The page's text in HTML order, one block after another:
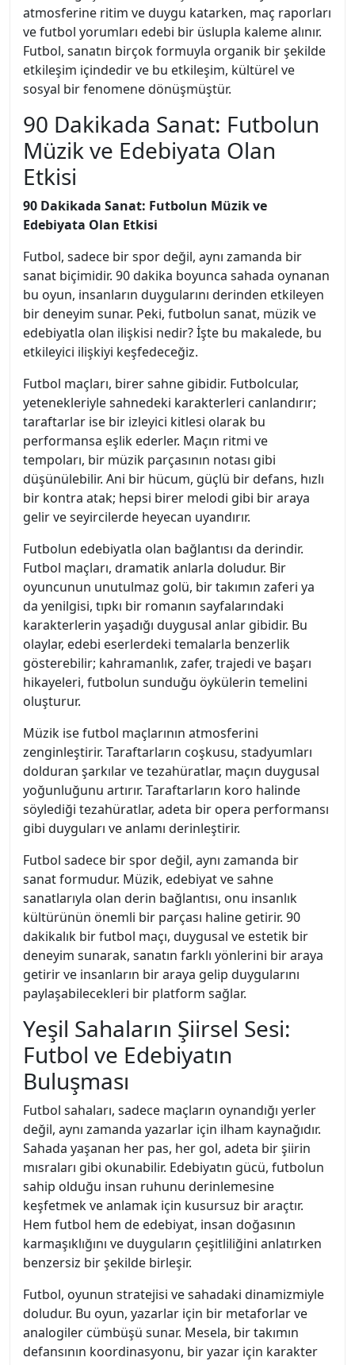
atmosferine ritim ve duygu katarken, maç raporları
ve futbol yorumları edebi bir üslupla kaleme alınır.
Futbol, sanatın birçok formuyla organik bir şekilde
etkileşim içindedir ve bu etkileşim, kültürel ve
sosyal bir fenomene dönüşmüştür.
90 Dakikada Sanat: Futbolun
Müzik ve Edebiyata Olan
Etkisi
90 Dakikada Sanat: Futbolun Müzik ve
Edebiyata Olan Etkisi
Futbol, sadece bir spor değil, aynı zamanda bir
sanat biçimidir. 90 dakika boyunca sahada oynanan
bu oyun, insanların duygularını derinden etkileyen
bir deneyim sunar. Peki, futbolun sanat, müzik ve
edebiyatla olan ilişkisi nedir? İşte bu makalede, bu
etkileyici ilişkiyi keşfedeceğiz.
Futbol maçları, birer sahne gibidir. Futbolcular,
yetenekleriyle sahnedeki karakterleri canlandırır;
taraftarlar ise bir izleyici kitlesi olarak bu
performansa eşlik ederler. Maçın ritmi ve
tempoları, bir müzik parçasının notası gibi
düşünülebilir. Ani bir hücum, güçlü bir defans, hızlı
bir kontra atak; hepsi birer melodi gibi bir araya
gelir ve seyircilerde heyecan uyandırır.
Futbolun edebiyatla olan bağlantısı da derindir.
Futbol maçları, dramatik anlarla doludur. Bir
oyuncunun unutulmaz golü, bir takımın zaferi ya
da yenilgisi, tıpkı bir romanın sayfalarındaki
karakterlerin yaşadığı duygusal anlar gibidir. Bu
olaylar, edebi eserlerdeki temalarla benzerlik
gösterebilir; kahramanlık, zafer, trajedi ve başarı
hikayeleri, futbolun sunduğu öykülerin temelini
oluşturur.
Müzik ise futbol maçlarının atmosferini
zenginleştirir. Taraftarların coşkusu, stadyumları
dolduran şarkılar ve tezahüratlar, maçın duygusal
yoğunluğunu artırır. Taraftarların koro halinde
söylediği tezahüratlar, adeta bir opera performansı
gibi duyguları ve anlamı derinleştirir.
Futbol sadece bir spor değil, aynı zamanda bir
sanat formudur. Müzik, edebiyat ve sahne
sanatlarıyla olan derin bağlantısı, onu insanlık
kültürünün önemli bir parçası haline getirir. 90
dakikalık bir futbol maçı, duygusal ve estetik bir
deneyim sunarak, sanatın farklı yönlerini bir araya
getirir ve insanların bir araya gelip duygularını
paylaşabilecekleri bir platform sağlar.
Yeşil Sahaların Şiirsel Sesi:
Futbol ve Edebiyatın
Buluşması
Futbol sahaları, sadece maçların oynandığı yerler
değil, aynı zamanda yazarlar için ilham kaynağıdır.
Sahada yaşanan her pas, her gol, adeta bir şiirin
mısraları gibi okunabilir. Edebiyatın gücü, futbolun
sahip olduğu insan ruhunu derinlemesine
keşfetmek ve anlamak için kusursuz bir araçtır.
Hem futbol hem de edebiyat, insan doğasının
karmaşıklığını ve duyguların çeşitliliğini anlatırken
benzersiz bir şekilde birleşir.
Futbol, oyunun stratejisi ve sahadaki dinamizmiyle
doludur. Bu oyun, yazarlar için bir metaforlar ve
analogiler cümbüşü sunar. Mesela, bir takımın
defansının koordinasyonu, bir yazar için karakter